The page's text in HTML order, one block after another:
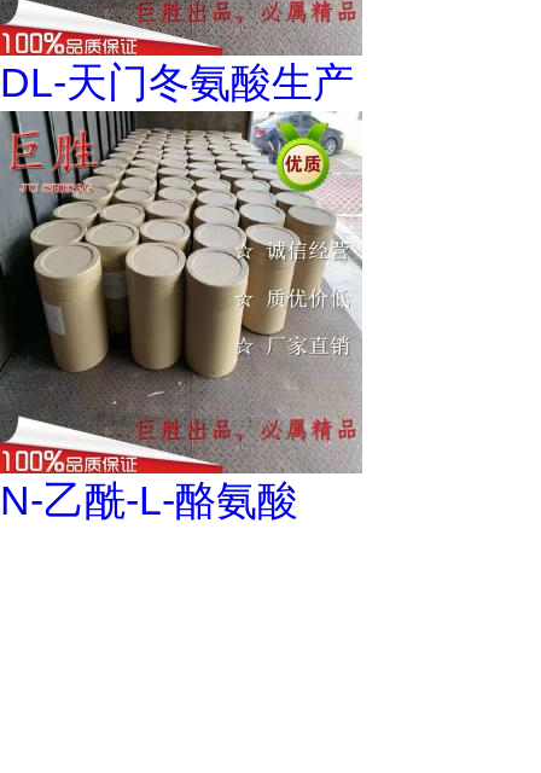
DL-天门冬氨酸生产
N-乙酰-L-酪氨酸